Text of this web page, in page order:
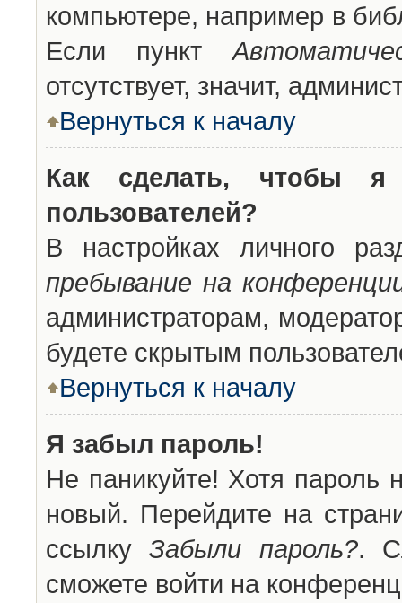
компьютере, например в
Если пункт
отсутствует, значит,
Вернуться к началу
Как сделать, чтобы
пользователей?
В настройках личного
пребывание на
администраторам,
будете скрытым
Вернуться к началу
Я забыл пароль!
Не паникуйте! Хотя пароль
новый. Перейдите на
ссылкуЗабыли пароль?.
сможете войти на